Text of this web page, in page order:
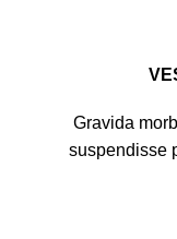
Gravida
suspendisse